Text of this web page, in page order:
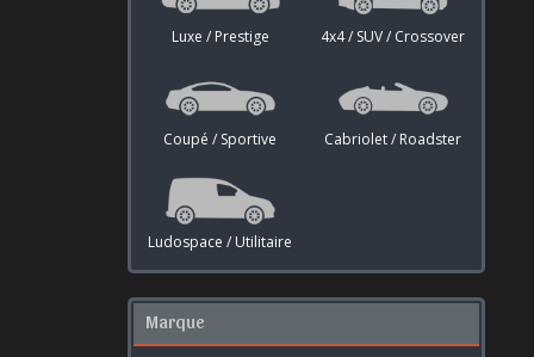
Luxe / Prestige 4x4 / SUV / Crossover
Coupé / Sportive Cabriolet / Roadster
Ludospace / Utilitaire
Marque